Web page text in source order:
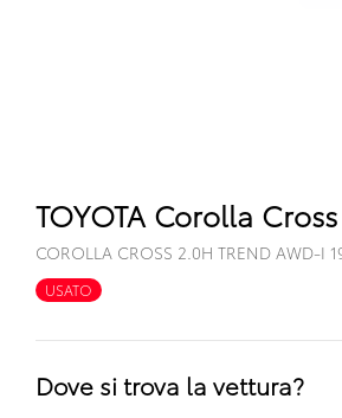
TOYOTA Corolla Cross
COROLLA CROSS 2.0H TREND AWD-I
USATO
Dove si trova la vettura?